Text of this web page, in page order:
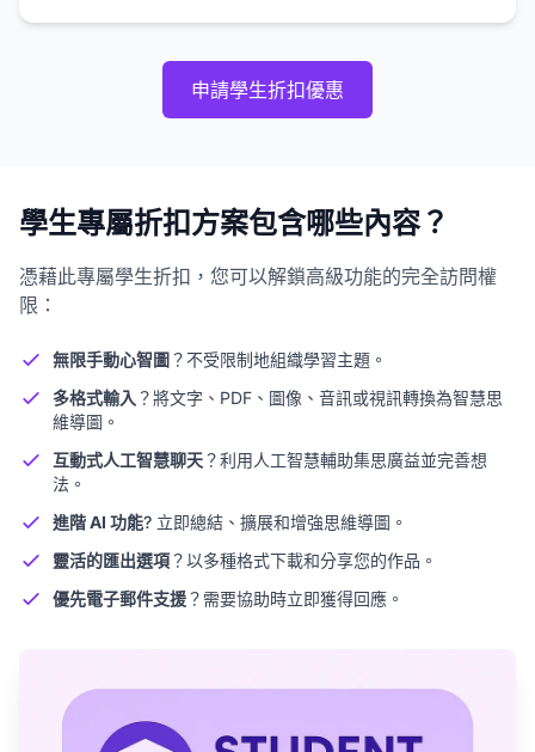
申請學生折扣優惠
學生專屬折扣方案包含哪些內容？
憑藉此專屬學生折扣，您可以解鎖高級功能的完全訪問權
限：
無限手動心智圖？不受限制地組織學習主題。
多格式輸入 ？將文字、PDF、圖像、音訊或視訊轉換為智慧思
維導圖。
互動式人工智慧聊天？利用人工智慧輔助集思廣益並完善想
法。
進階 AI 功能? 立即總結、擴展和增強思維導圖。
靈活的匯出選項？以多種格式下載和分享您的作品。
優先電子郵件支援？需要協助時立即獲得回應。